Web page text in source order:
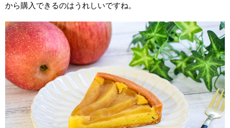
から購入できるのはうれしいですね。